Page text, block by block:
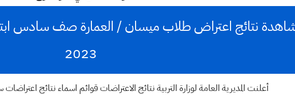
نتائج اعتراض طلاب ميسان / العمارة صف سادس
2023
أعلنت المديرية العامة لوزارة التربية نتائج الاعتراضات قوائم اسماء نتائج اعتراضات